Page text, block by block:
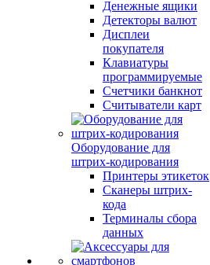
Денежные ящики
Детекторы валют
Дисплеи
покупателя
Клавиатуры
программируемые
Счетчики банкнот
Считыватели карт
Оборудование для
штрих-кодирования
Принтеры этикеток
Сканеры штрих-
кода
Терминалы сбора
данных